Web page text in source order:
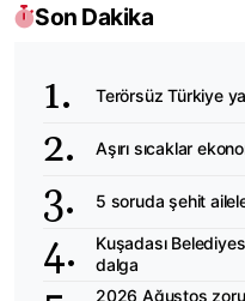
Son Dakika
Terörsüz Türkiye
Aşırı sıcaklar
5 soruda şehit
Kuşadası
dalga
2026 Ağustos